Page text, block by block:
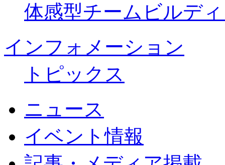
体感型チームビルデ
インフォメーション
トピックス
ニュース
イベント情報